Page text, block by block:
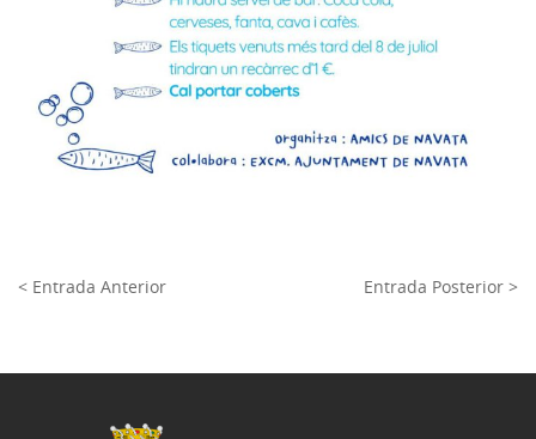
< Entrada Anterior Entrada Posterior >